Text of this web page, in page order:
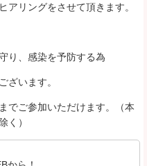
アリングをさせて頂きます。
り、感染を予防する為
ざいます。
でご参加いただけます。（本
く）